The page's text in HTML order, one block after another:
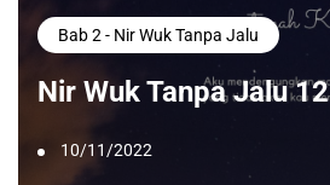
Bab 2 - Nir Wuk Tanpa Jalu
Nir Wuk Tanpa Jalu 12
10/11/2022